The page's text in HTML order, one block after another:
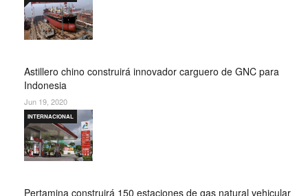
Astillero chino construirá innovador carguero de GNC para
Indonesia
Jun 19, 2020
Pertamina construirá 150 estaciones de gas natural vehicular
INTERNACIONAL